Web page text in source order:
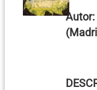
Autor: